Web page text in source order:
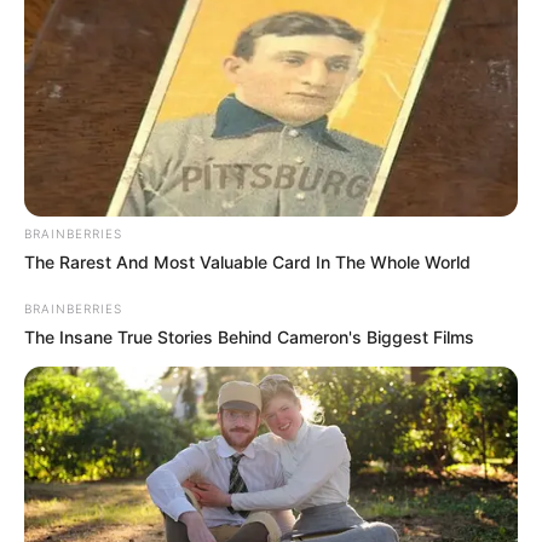
Una Vida de Ritmo y Tragedia
BRAINBERRIES
The Rarest And Most Valuable Card In The Whole World
BRAINBERRIES
The Insane True Stories Behind Cameron's Biggest Films